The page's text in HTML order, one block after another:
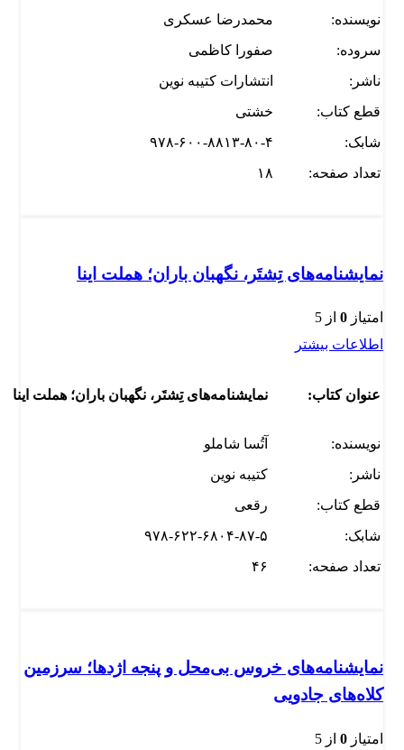
نویسنده:
محمدرضا عسکری
سروده:
صفورا کاظمی
ناشر:
انتشارات کتیبه نوین
قطع کتاب:
خشتی
شابک:
۹۷۸-۶۰۰-۸۸۱۳-۸۰-۴
تعداد صفحه:
۱۸
نمایشنامه‌های تِشتَر، نگهبان باران؛ هملت اینا
امتیاز 0 از 5
اطلاعات بیشتر
عنوان کتاب: نمایشنامه‌های تِشتَر، نگهبان باران؛ هملت اینا
نویسنده:
آتُسا شاملو
ناشر:
کتیبه نوین
قطع کتاب:
رقعی
شابک:
۹۷۸-۶۲۲-۶۸۰۴-۸۷-۵
تعداد صفحه:
۴۶
نمایشنامه‌های خروس بی‌محل و پنجه اژدها؛ سرزمین
کلاه‌های جادویی
امتیاز 0 از 5